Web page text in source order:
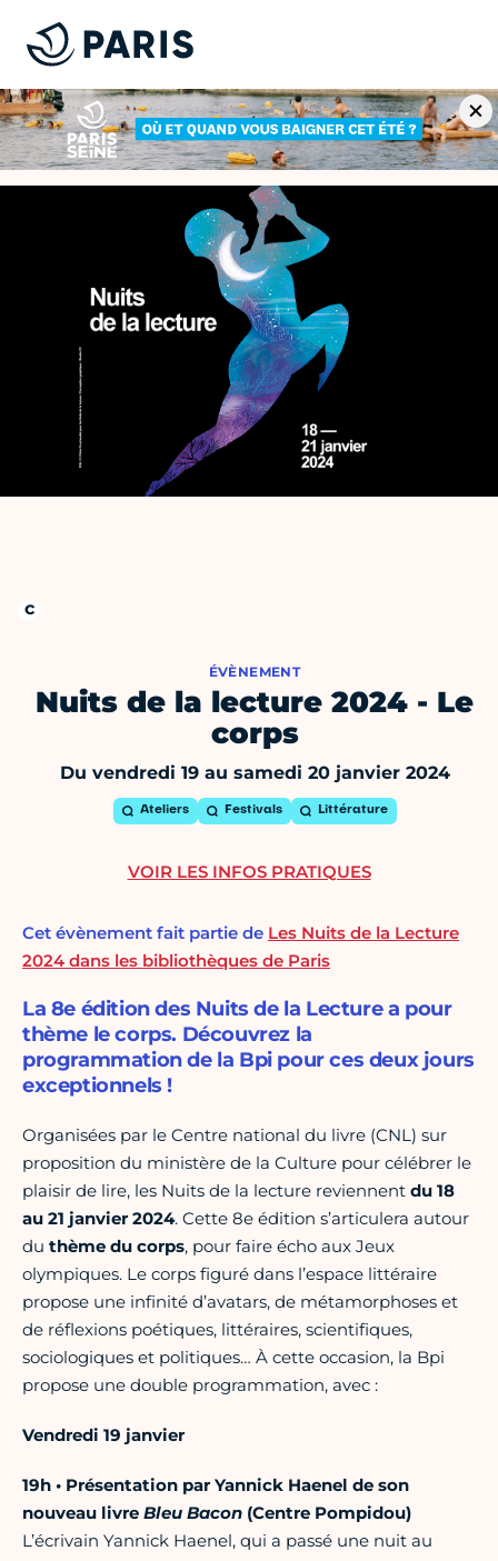
ÉVÈNEMENT
Nuits de la lecture 2024 - Le
corps
Du vendredi 19 au samedi 20 janvier 2024
Ateliers Festivals Littérature
Cet évènement fait partie de Les Nuits de la Lecture
2024 dans les bibliothèques de Paris
La 8e édition des Nuits de la Lecture a pour
thème le corps. Découvrez la
programmation de la Bpi pour ces deux jours
exceptionnels !
Organisées par le Centre national du livre (CNL) sur
proposition du ministère de la Culture pour célébrer le
plaisir de lire, les Nuits de la lecture reviennent du 18
au 21 janvier 2024. Cette 8e édition s’articulera autour
du thème du corps, pour faire écho aux Jeux
olympiques. Le corps figuré dans l’espace littéraire
propose une infinité d’avatars, de métamorphoses et
de réflexions poétiques, littéraires, scientifiques,
sociologiques et politiques… À cette occasion, la Bpi
propose une double programmation, avec :
Vendredi 19 janvier
19h • Présentation par Yannick Haenel de son
nouveau livre Bleu Bacon (Centre Pompidou)
L’écrivain Yannick Haenel, qui a passé une nuit au
VOIR LES INFOS PRATIQUES